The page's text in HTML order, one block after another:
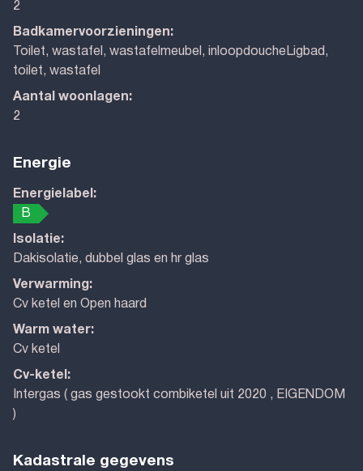
2
Badkamervoorzieningen:
Toilet, wastafel, wastafelmeubel, inloopdoucheLigbad,
toilet, wastafel
Aantal woonlagen:
2
Energie
Energielabel:
B
Isolatie:
Dakisolatie, dubbel glas en hr glas
Verwarming:
Cv ketel en Open haard
Warm water:
Cv ketel
Cv-ketel:
Intergas ( gas gestookt combiketel uit 2020 , EIGENDOM
)
Kadastrale gegevens